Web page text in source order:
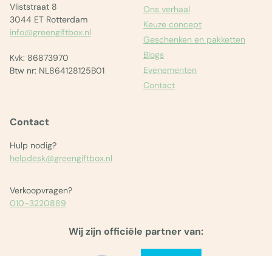
Vliststraat 8
3044 ET Rotterdam
info@greengiftbox.nl
Kvk: 86873970
Btw nr: NL864128125B01
Contact
Hulp nodig?
helpdesk@greengiftbox.nl
Verkoopvragen?
010-3220889
Ons verhaal
Keuze concept
Geschenken en pakketten
Blogs
Evenementen
Contact
Wij zijn officiële partner van: